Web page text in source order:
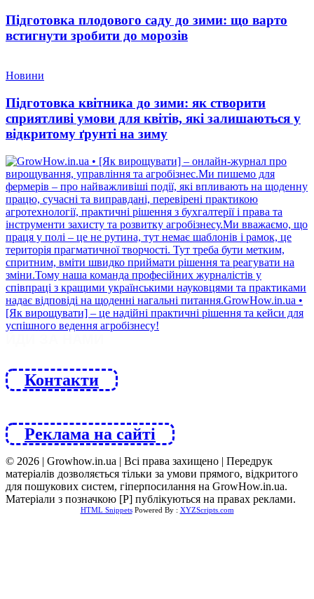
Підготовка плодового саду до зими: що варто
встигнути зробити до морозів
Новини
Підготовка квітника до зими: як створити
сприятливі умови для квітів, які залишаються у
відкритому ґрунті на зиму
Контакти
Реклама на сайті
© 2026 | Growhow.in.ua | Всі права захищено | Передрук
матеріалів дозволяється тільки за умови прямого, відкритого
для пошукових систем, гіперпосилання на GrowHow.in.ua.
Матеріали з позначкою [Р] публікуються на правах реклами.
HTML SnippetsPowered By : XYZScripts.com